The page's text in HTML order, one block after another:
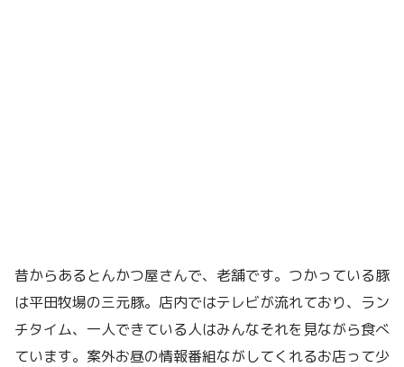
昔からあるとんかつ屋さんで、老舗です。つかっている豚
は平田牧場の三元豚。店内ではテレビが流れており、ラン
チタイム、一人できている人はみんなそれを見ながら食べ
ています。案外お昼の情報番組ながしてくれるお店って少